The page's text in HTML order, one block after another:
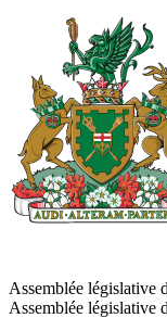
Assemblée législative
Assemblée législative